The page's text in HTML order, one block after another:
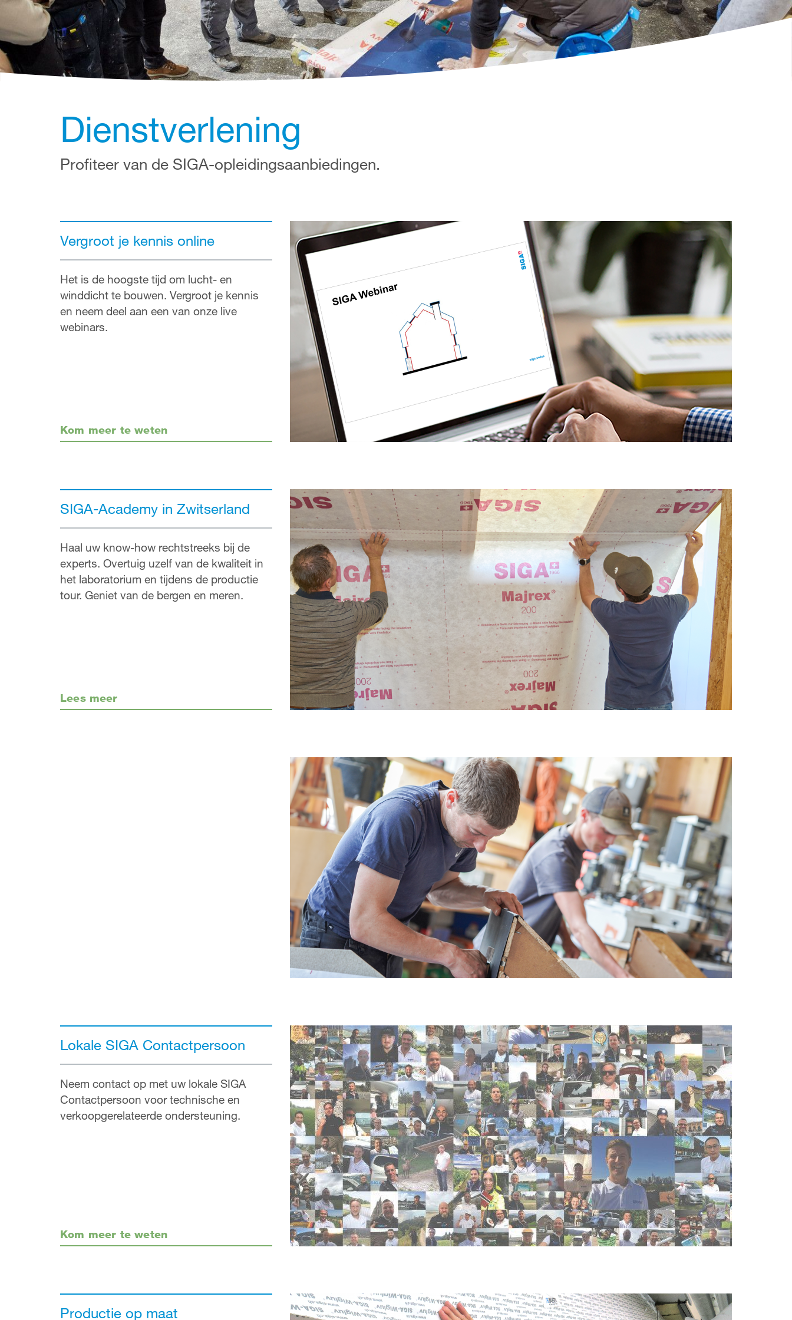
Dienstverlening
Profiteer van de SIGA-opleidingsaanbiedingen.
Vergroot je kennis online
Het is de hoogste tijd om lucht- en
winddicht te bouwen. Vergroot je kennis
en neem deel aan een van onze live
webinars.
Kom meer te weten
SIGA-Academy in Zwitserland
Haal uw know-how rechtstreeks bij de
experts. Overtuig uzelf van de kwaliteit in
het laboratorium en tijdens de productie
tour. Geniet van de bergen en meren.
Lees meer
Lokale SIGA Contactpersoon
Neem contact op met uw lokale SIGA
Contactpersoon voor technische en
verkoopgerelateerde ondersteuning.
Kom meer te weten
Productie op maat